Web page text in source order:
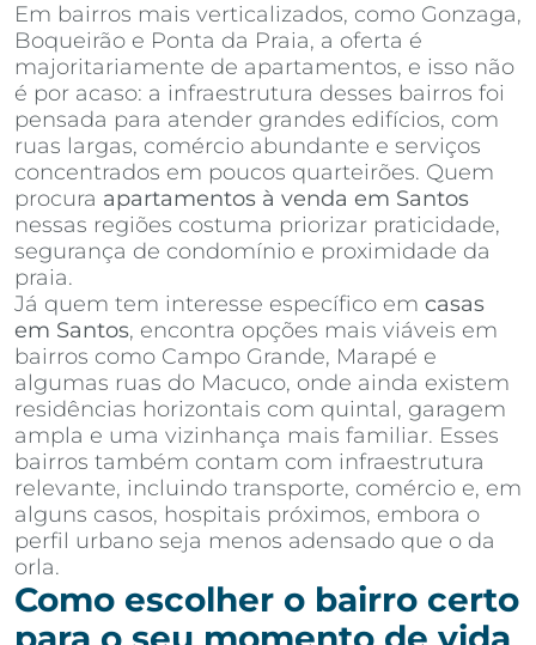
Em bairros mais verticalizados, como Gonzaga,
Boqueirão e Ponta da Praia, a oferta é
majoritariamente de apartamentos, e isso não
é por acaso: a infraestrutura desses bairros foi
pensada para atender grandes edifícios, com
ruas largas, comércio abundante e serviços
concentrados em poucos quarteirões. Quem
procura apartamentos à venda em Santos
nessas regiões costuma priorizar praticidade,
segurança de condomínio e proximidade da
praia.
Já quem tem interesse específico em casas
em Santos, encontra opções mais viáveis em
bairros como Campo Grande, Marapé e
algumas ruas do Macuco, onde ainda existem
residências horizontais com quintal, garagem
ampla e uma vizinhança mais familiar. Esses
bairros também contam com infraestrutura
relevante, incluindo transporte, comércio e, em
alguns casos, hospitais próximos, embora o
perfil urbano seja menos adensado que o da
orla.
Como escolher o bairro certo